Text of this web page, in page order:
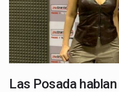
Las Posada